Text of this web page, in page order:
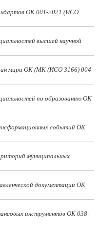
ОК 001-2021 (ИСО
высшей научной
мира ОК (МК (ИСО 3166) 004-
по образованию ОК
событий ОК
муниципальных
документации ОК
инструментов OK 038-